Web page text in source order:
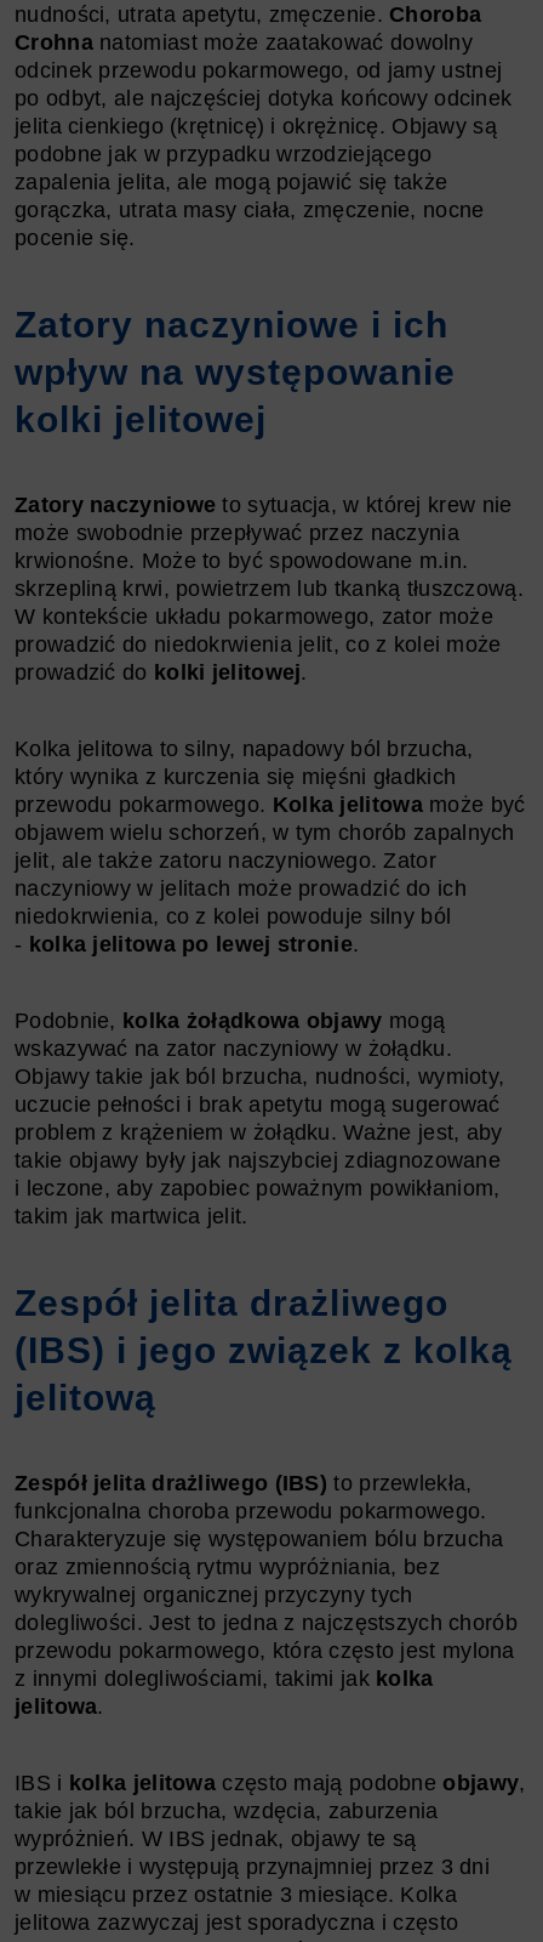
nudności, utrata apetytu, zmęczenie. Choroba
Crohnanatomiast może zaatakować dowolny
odcinek przewodu pokarmowego, od jamy ustnej
po odbyt, ale najczęściej dotyka końcowy odcinek
jelita cienkiego (krętnicę) i okrężnicę. Objawy są
podobne jak w przypadku wrzodziejącego
zapalenia jelita, ale mogą pojawić się także
gorączka, utrata masy ciała, zmęczenie, nocne
pocenie się.
Zatory naczyniowe i ich
wpływ na występowanie
kolki jelitowej
Zatory naczyniowe to sytuacja, w której krew nie
może swobodnie przepływać przez naczynia
krwionośne. Może to być spowodowane m.in.
skrzepliną krwi, powietrzem lub tkanką tłuszczową.
W kontekście układu pokarmowego, zator może
prowadzić do niedokrwienia jelit, co z kolei może
prowadzić do kolki jelitowej.
Kolka jelitowa to silny, napadowy ból brzucha,
który wynika z kurczenia się mięśni gładkich
przewodu pokarmowego. Kolka jelitowamoże być
objawem wielu schorzeń, w tym chorób zapalnych
jelit, ale także zatoru naczyniowego. Zator
naczyniowy w jelitach może prowadzić do ich
niedokrwienia, co z kolei powoduje silny ból
- kolka jelitowa po lewej stronie.
Podobnie, kolka żołądkowa objawy mogą
wskazywać na zator naczyniowy w żołądku.
Objawy takie jak ból brzucha, nudności, wymioty,
uczucie pełności i brak apetytu mogą sugerować
problem z krążeniem w żołądku. Ważne jest, aby
takie objawy były jak najszybciej zdiagnozowane
i leczone, aby zapobiec poważnym powikłaniom,
takim jak martwica jelit.
Zespół jelita drażliwego
(IBS) i jego związek z kolką
jelitową
Zespół jelita drażliwego (IBS) to przewlekła,
funkcjonalna choroba przewodu pokarmowego.
Charakteryzuje się występowaniem bólu brzucha
oraz zmiennością rytmu wypróżniania, bez
wykrywalnej organicznej przyczyny tych
dolegliwości. Jest to jedna z najczęstszych chorób
przewodu pokarmowego, która często jest mylona
z innymi dolegliwościami, takimi jak kolka
jelitowa.
IBS i kolka jelitowa często mają podobne objawy,
takie jak ból brzucha, wzdęcia, zaburzenia
wypróżnień. W IBS jednak, objawy te są
przewlekłe i występują przynajmniej przez 3 dni
w miesiącu przez ostatnie 3 miesiące. Kolka
jelitowa zazwyczaj jest sporadyczna i często